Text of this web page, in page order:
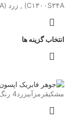
C۱۳۰۰S۳۴A) , زرد (Yellow , C۱۳۰۰S۴۴A)
انتخاب گزینه ها
مشکیقرمز آبیزرد4 رنگ